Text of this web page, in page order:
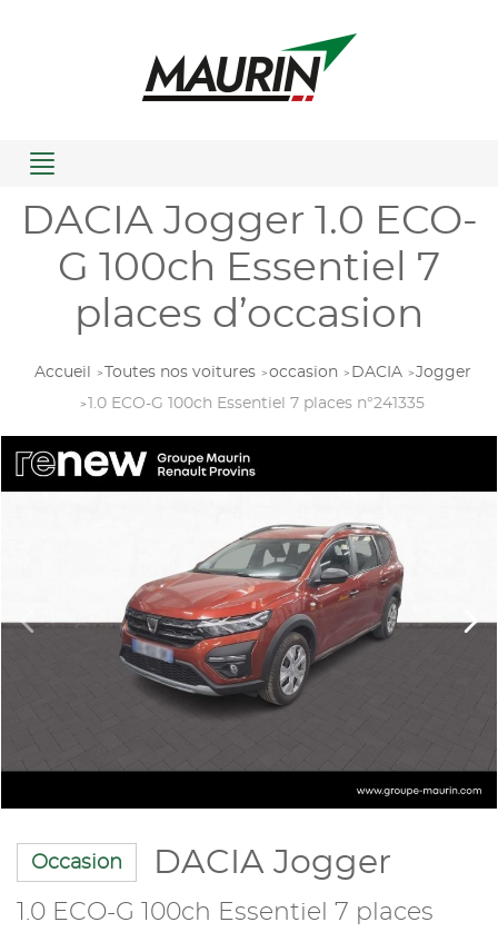
Menu
DACIA Jogger 1.0 ECO-
G 100ch Essentiel 7
places d’occasion
Accueil Toutes nos voitures occasion DACIA
Jogger
1.0 ECO-G 100ch Essentiel 7 places n°241335
Occasion DACIA Jogger
1.0 ECO-G 100ch Essentiel 7 places